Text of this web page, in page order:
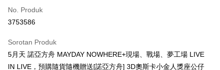
Pengambilan di Kedai Serbaneka
Apple Pay
Easy Wallet
No. Produk
3753586
Sorotan Produk
5月天 諾亞方舟 MAYDAY NOWHERE+現場、戰場、夢工場 LIVE
IN LIVE，預購隨貨隨機贈送[諾亞方舟] 3D奧斯卡小金人獎座公仔